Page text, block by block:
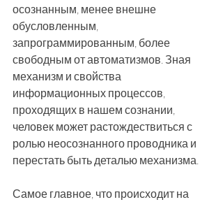
осознанным, менее внешне
обусловленным,
запрограммированным, более
свободным от автоматизмов. Зная
механизм и свойства
информационных процессов,
проходящих в нашем сознании,
человек может растождествиться с
ролью неосознанного проводника и
перестать быть деталью механизма.
Самое главное, что происходит на